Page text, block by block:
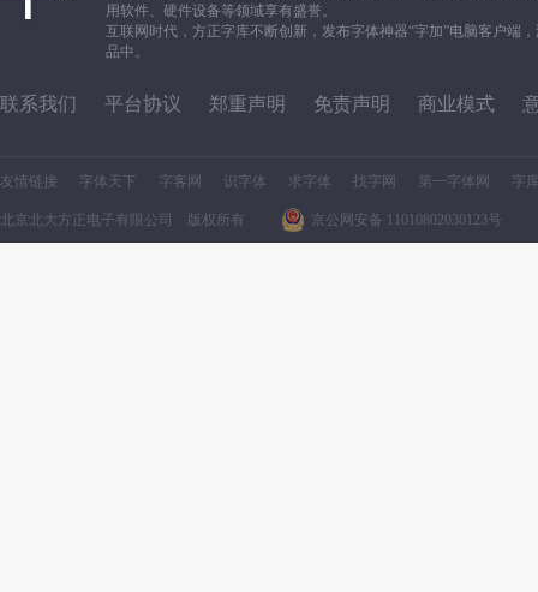
用软件、硬件设备等领域享有盛誉。
互联网时代，方正字库不断创新，发布字体神器“字加”电脑客户端
品中。
联系我们 平台协议 郑重声明 免责声明 商业模式
友情链接 字体天下 字客网 识字体 求字体 找字网 第一字体网 字
北京北大方正电子有限公司 版权所有 京公网安备 11010802030123号